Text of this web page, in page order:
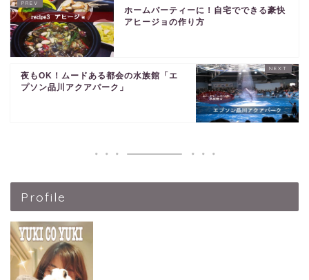
ホームパーティーに！自宅でできる豪快
アヒージョの作り方
夜もOK！ムードある都会の水族館「エ
プソン品川アクアパーク」
Profile